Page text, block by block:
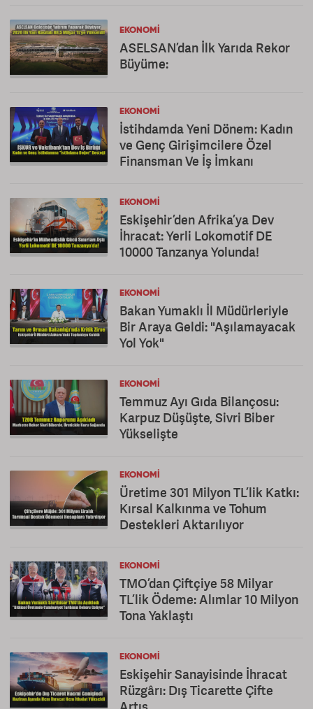
EKONOMI
ASELSAN’dan İlk Yarıda Rekor
Büyüme:
EKONOMI
İstihdamda Yeni Dönem: Kadın
ve Genç Girişimcilere Özel
Finansman Ve İş İmkanı
EKONOMI
Eskişehir’den Afrika’ya Dev
İhracat: Yerli Lokomotif DE
10000 Tanzanya Yolunda!
EKONOMI
Bakan Yumaklı İl Müdürleriyle
Bir Araya Geldi: "Aşılamayacak
Yol Yok"
EKONOMI
Temmuz Ayı Gıda Bilançosu:
Karpuz Düşüşte, Sivri Biber
Yükselişte
EKONOMI
Üretime 301 Milyon TL’lik Katkı:
Kırsal Kalkınma ve Tohum
Destekleri Aktarılıyor
EKONOMI
TMO’dan Çiftçiye 58 Milyar
TL’lik Ödeme: Alımlar 10 Milyon
Tona Yaklaştı
EKONOMI
Eskişehir Sanayisinde İhracat
Rüzgârı: Dış Ticarette Çifte